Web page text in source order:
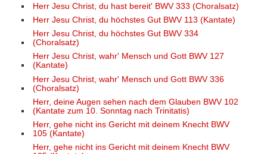
Herr Jesu Christ, du hast bereit' BWV 333 (Choralsatz)
Herr Jesu Christ, du höchstes Gut BWV 113 (Kantate)
Herr Jesu Christ, du höchstes Gut BWV 334
(Choralsatz)
Herr Jesu Christ, wahr' Mensch und Gott BWV 127
(Kantate)
Herr Jesu Christ, wahr' Mensch und Gott BWV 336
(Choralsatz)
Herr, deine Augen sehen nach dem Glauben BWV 102
(Kantate zum 10. Sonntag nach Trinitatis)
Herr, gehe nicht ins Gericht mit deinem Knecht BWV
105 (Kantate)
Herr, gehe nicht ins Gericht mit deinem Knecht BWV